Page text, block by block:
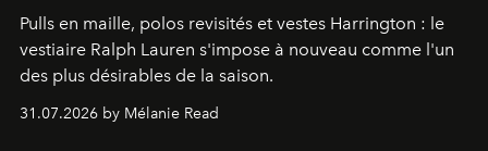
Pulls en maille, polos revisités et vestes Harrington : le
vestiaire Ralph Lauren s'impose à nouveau comme l'un
des plus désirables de la saison.
31.07.2026 by Mélanie Read